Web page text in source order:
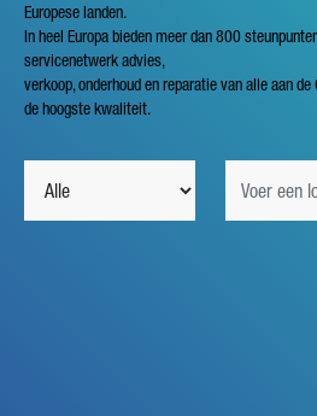
Europese landen.
In heel Europa bieden meer dan 800
servicenetwerk advies,
verkoop, onderhoud en reparatie van alle aan
de hoogste kwaliteit.